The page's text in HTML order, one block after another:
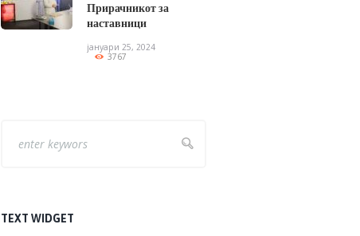
Прирачникот за
наставници
јануари 25, 2024
3767
TEXT WIDGET